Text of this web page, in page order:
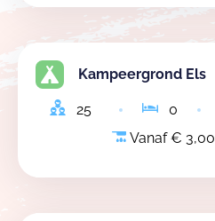
Kampeergrond Els
25 0
Vanaf € 3,00